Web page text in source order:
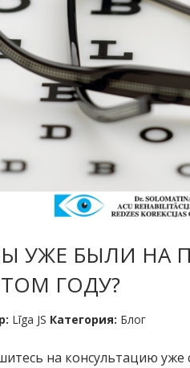
УЖЕ БЫЛИ НА
ГОДУ?
Līga JS Категория: Блог
на консультацию уже